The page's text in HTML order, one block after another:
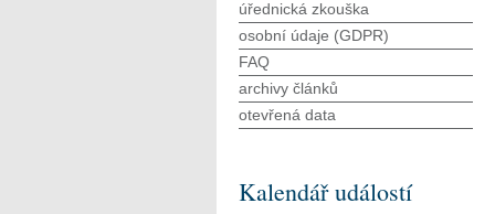
úřednická zkouška
osobní údaje (GDPR)
FAQ
archivy článků
otevřená data
Kalendář událostí